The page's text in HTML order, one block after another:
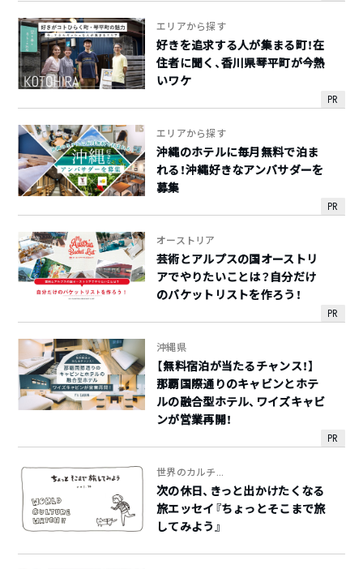
PR
エリアから探す
好きを追求する人が集まる町！在
住者に聞く、香川県琴平町が今熱
いワケ
PR
エリアから探す
沖縄のホテルに毎月無料で泊ま
れる！沖縄好きなアンバサダーを
募集
PR
オーストリア
芸術とアルプスの国オーストリ
アでやりたいことは？自分だけ
のバケットリストを作ろう！
PR
沖縄県
【無料宿泊が当たるチャンス！】
那覇国際通りのキャビンとホテ
ルの融合型ホテル、ワイズキャビ
ンが営業再開！
世界のカルチ...
次の休日、きっと出かけたくなる
旅エッセイ『ちょっとそこまで旅
してみよう』